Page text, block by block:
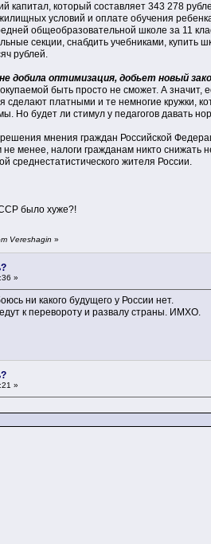
капитал, который составляет 343 278
условий и оплате обучения
общеобразовательной школе за 11
секции, снабдить учебниками,
рублей.
добила оптимизация, добьет новый
быть просто не сможет. А значит,
платными и те немногие кружки,
Но будет ли стимул у педагогов давать
мнения граждан Российской
менее, налоги гражданам никто
среднестатистического жителя России.
было хуже?!
Vereshagin »
»
ни какого будущего у России нет.
к перевороту и развалу страны. ИМХО.
»